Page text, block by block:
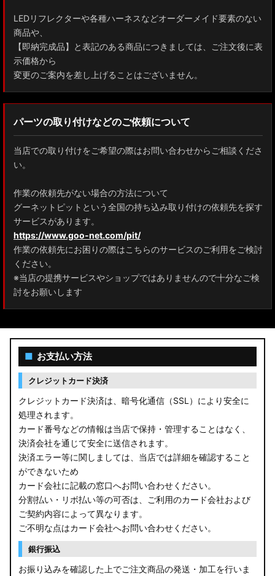
LEDリフレクターや各種ハーネスなどオーダーメイド要素のない
商品や、
【即納完成品】と表記のある商品につきましては、ご注文後に表
示価格から
変更のご案内を差し上げることはございません。
パーツの取り付けなどのご依頼について
当店での取り付けをご希望の際はお問い合わせからご相談くださ
い。
作業の依頼先がない場合の方法について
グーネットピットという全国の持ち込み取り付けの依頼先を探す
サービスがあります。
https://www.goo-net.com/pit/
作業の依頼先にお困りの際はこちらのサービスのご利用をご検討
ください。
※当店の提携サービスやショップではありませんので十分なご検
討をお願いします
■ お支払い方法
クレジットカード決済
クレジットカード決済は、暗号化通信（SSL）により安全に
処理されます。
カード番号などの情報は当店で保持・管理することはなく、
決済会社を通じて安全に送信されます。
決済エラー等に関しましては、当店では詳細を確認すること
ができないため
カード会社に記載の窓口へお問い合わせください。
分割払い・リボ払い等の可否は、ご利用のカード会社および
ご契約内容によって異なります。
ご不明な点はカード会社へお問い合わせください。
銀行振込
お振り込みを確認した上でご注文商品の発送・加工を行いま